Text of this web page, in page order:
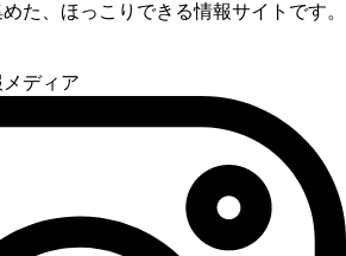
た、ほっこりできる情報サイトです。
ディア